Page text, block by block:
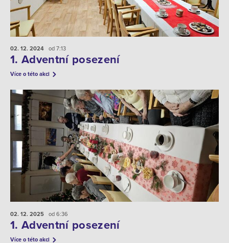
02. 12. 2024 od 7:13
1. Adventní posezení
Více o této akci
02. 12. 2025 od 6:36
1. Adventní posezení
Více o této akci